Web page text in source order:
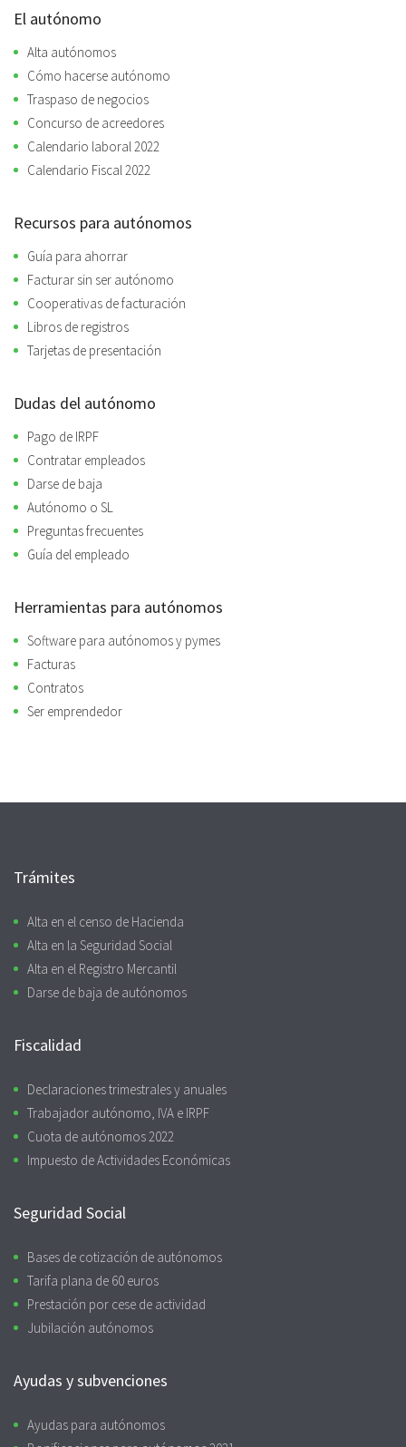
El autónomo
Alta autónomos
Cómo hacerse autónomo
Traspaso de negocios
Concurso de acreedores
Calendario laboral 2022
Calendario Fiscal 2022
Recursos para autónomos
Guía para ahorrar
Facturar sin ser autónomo
Cooperativas de facturación
Libros de registros
Tarjetas de presentación
Dudas del autónomo
Pago de IRPF
Contratar empleados
Darse de baja
Autónomo o SL
Preguntas frecuentes
Guía del empleado
Herramientas para autónomos
Software para autónomos y pymes
Facturas
Contratos
Ser emprendedor
Trámites
Alta en el censo de Hacienda
Alta en la Seguridad Social
Alta en el Registro Mercantil
Darse de baja de autónomos
Fiscalidad
Declaraciones trimestrales y anuales
Trabajador autónomo, IVA e IRPF
Cuota de autónomos 2022
Impuesto de Actividades Económicas
Seguridad Social
Bases de cotización de autónomos
Tarifa plana de 60 euros
Prestación por cese de actividad
Jubilación autónomos
Ayudas y subvenciones
Ayudas para autónomos